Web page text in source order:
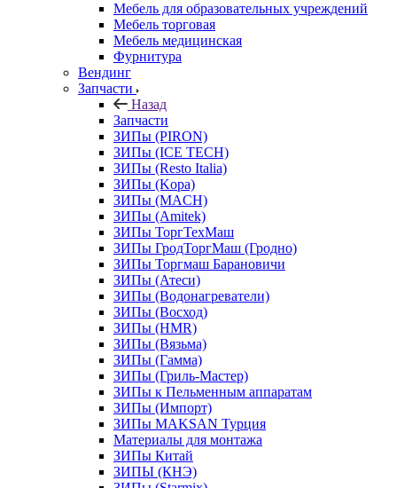
Мебель для образовательных учреждений
Мебель торговая
Мебель медицинская
Фурнитура
Вендинг
Запчасти
Назад
Запчасти
ЗИПы (PIRON)
ЗИПы (ICE TECH)
ЗИПы (Resto Italia)
ЗИПы (Kopa)
ЗИПы (MACH)
ЗИПы (Amitek)
ЗИПы ТоргТехМаш
ЗИПы ГродТоргМаш (Гродно)
ЗИПы Торгмаш Барановичи
ЗИПы (Атеси)
ЗИПы (Водонагреватели)
ЗИПы (Восход)
ЗИПы (HMR)
ЗИПы (Вязьма)
ЗИПы (Гамма)
ЗИПы (Гриль-Мастер)
ЗИПы к Пельменным аппаратам
ЗИПы (Импорт)
ЗИПы MAKSAN Турция
Материалы для монтажа
ЗИПы Китай
ЗИПЫ (КНЭ)